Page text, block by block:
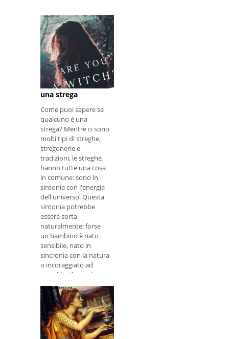
hai ancora imparato a
suonare uno
strumento.
Sono una strega?
Come sapere se sei
una strega
Come puoi sapere se
qualcuno è una
strega? Mentre ci sono
molti tipi di streghe,
stregonerie e
tradizioni, le streghe
hanno tutte una cosa
in comune: sono in
sintonia con l'energia
dell'universo. Questa
sintonia potrebbe
essere sorta
naturalmente: forse
un bambino è nato
sensibile, nato in
sincronia con la natura
o incoraggiato ad
assorbire il mondo
naturale che li
circonda.